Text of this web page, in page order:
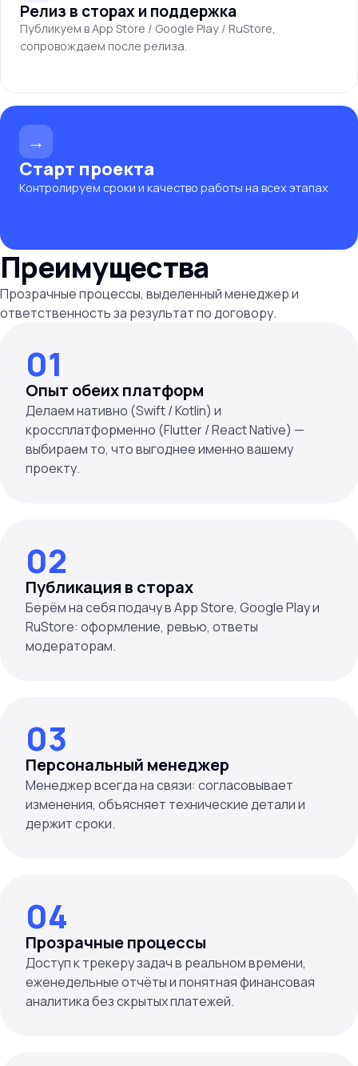
Релиз в сторах и поддержка
Публикуем в App Store / Google Play / RuStore,
сопровождаем после релиза.
→
Старт проекта
Контролируем сроки и качество работы на всех этапах
Преимущества
Прозрачные процессы, выделенный менеджер и
ответственность за результат по договору.
01
Опыт обеих платформ
Делаем нативно (Swift / Kotlin) и
кроссплатформенно (Flutter / React Native) —
выбираем то, что выгоднее именно вашему
02
Публикация в сторах
Берём на себя подачу в App Store, Google Play и
RuStore: оформление, ревью, ответы
модераторам.
03
Персональный менеджер
Менеджер всегда на связи: согласовывает
изменения, объясняет технические детали и
держит сроки.
04
Прозрачные процессы
Доступ к трекеру задач в реальном времени,
еженедельные отчёты и понятная финансовая